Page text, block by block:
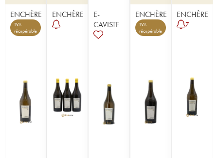
ENCHÈRE
TVA
récupérable
ENCHÈRE
E-
CAVISTE
ENCHÈRE
TVA
récupérable
ENCHÈRE
7